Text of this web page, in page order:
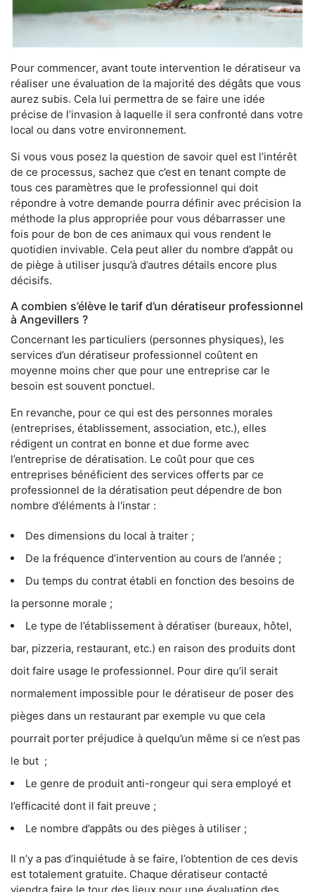
Pour commencer, avant toute intervention le dératiseur va
réaliser une évaluation de la majorité des dégâts que vous
aurez subis. Cela lui permettra de se faire une idée
précise de l’invasion à laquelle il sera confronté dans votre
local ou dans votre environnement.
Si vous vous posez la question de savoir quel est l’intérêt
de ce processus, sachez que c’est en tenant compte de
tous ces paramètres que le professionnel qui doit
répondre à votre demande pourra définir avec précision la
méthode la plus appropriée pour vous débarrasser une
fois pour de bon de ces animaux qui vous rendent le
quotidien invivable. Cela peut aller du nombre d’appât ou
de piège à utiliser jusqu’à d’autres détails encore plus
décisifs.
A combien s’élève le tarif d’un dératiseur professionnel
à Angevillers ?
Concernant les particuliers (personnes physiques), les
services d’un dératiseur professionnel coûtent en
moyenne moins cher que pour une entreprise car le
besoin est souvent ponctuel.
En revanche, pour ce qui est des personnes morales
(entreprises, établissement, association, etc.), elles
rédigent un contrat en bonne et due forme avec
l’entreprise de dératisation. Le coût pour que ces
entreprises bénéficient des services offerts par ce
professionnel de la dératisation peut dépendre de bon
nombre d’éléments à l'instar :
Des dimensions du local à traiter ;
De la fréquence d’intervention au cours de l’année ;
Du temps du contrat établi en fonction des besoins de
la personne morale ;
Le type de l’établissement à dératiser (bureaux, hôtel,
bar, pizzeria, restaurant, etc.) en raison des produits dont
doit faire usage le professionnel. Pour dire qu’il serait
normalement impossible pour le dératiseur de poser des
pièges dans un restaurant par exemple vu que cela
pourrait porter préjudice à quelqu’un même si ce n’est pas
le but ;
Le genre de produit anti-rongeur qui sera employé et
l’efficacité dont il fait preuve ;
Le nombre d’appâts ou des pièges à utiliser ;
Il n’y a pas d’inquiétude à se faire, l’obtention de ces devis
est totalement gratuite. Chaque dératiseur contacté